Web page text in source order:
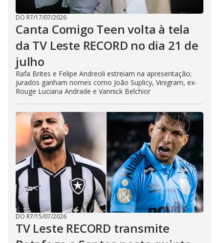
DO R7/17/07/2026
Canta Comigo Teen volta à tela
da TV Leste RECORD no dia 21 de
julho
Rafa Brites e Felipe Andreoli estreiam na apresentação;
jurados ganham nomes como João Suplicy, Vinigram, ex-
Rouge Luciana Andrade e Vannick Belchior
DO R7/15/07/2026
TV Leste RECORD transmite